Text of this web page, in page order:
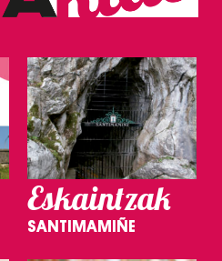
Eskaintzak
SANTIMAMIÑE